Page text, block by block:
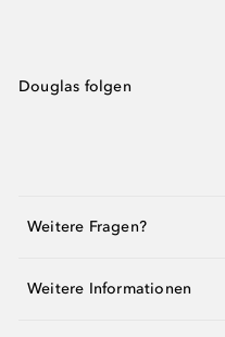
Douglas folgen
Weitere Fragen?
Weitere Informationen